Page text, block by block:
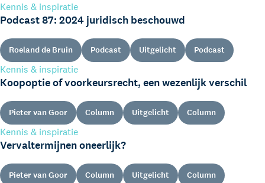
Kennis & inspiratie
Podcast 87: 2024 juridisch beschouwd
Roeland de Bruin Podcast Uitgelicht Podcast
Kennis & inspiratie
Koopoptie of voorkeursrecht, een wezenlijk verschil
Pieter van Goor Column Uitgelicht Column
Kennis & inspiratie
Vervaltermijnen oneerlijk?
Pieter van Goor Column Uitgelicht Column